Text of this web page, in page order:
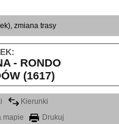
zmiana trasy
- RONDO
(1617)
Kierunki
mapie
Drukuj